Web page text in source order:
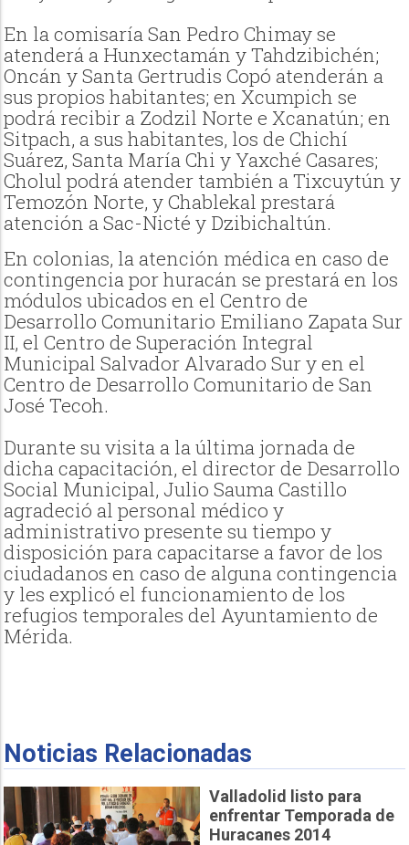
En la comisaría San Pedro Chimay se
atenderá a Hunxectamán y Tahdzibichén;
Oncán y Santa Gertrudis Copó atenderán a
sus propios habitantes; en Xcumpich se
podrá recibir a Zodzil Norte e Xcanatún; en
Sitpach, a sus habitantes, los de Chichí
Suárez, Santa María Chi y Yaxché Casares;
Cholul podrá atender también a Tixcuytún y
Temozón Norte, y Chablekal prestará
atención a Sac-Nicté y Dzibichaltún.
En colonias, la atención médica en caso de
contingencia por huracán se prestará en los
módulos ubicados en el Centro de
Desarrollo Comunitario Emiliano Zapata Sur
II, el Centro de Superación Integral
Municipal Salvador Alvarado Sur y en el
Centro de Desarrollo Comunitario de San
José Tecoh.
Durante su visita a la última jornada de
dicha capacitación, el director de Desarrollo
Social Municipal, Julio Sauma Castillo
agradeció al personal médico y
administrativo presente su tiempo y
disposición para capacitarse a favor de los
ciudadanos en caso de alguna contingencia
y les explicó el funcionamiento de los
refugios temporales del Ayuntamiento de
Mérida.
Noticias Relacionadas
Valladolid listo para
enfrentar Temporada de
Huracanes 2014